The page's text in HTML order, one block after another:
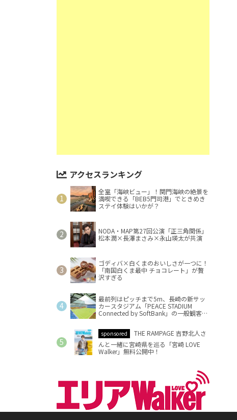
アクセスランキング
全室「海峡ビュー」！関門海峡の絶景を
満喫できる「BEB5門司港」でときめき
ステイ体験はいかが？
NODA・MAP第27回公演「正三角関係」
松本潤×長澤まさみ×永山瑛太が共演
ゴディバ×白くまのおいしさが一つに！
「南国白くま最中 チョコレート」が贅
沢すぎる
最前列はピッチまで5m、長崎の新サッ
カースタジアム「PEACE STADIUM
Connected by SoftBank」の一般観客席
sponsored
THE RAMPAGE 吉野北人さ
んと一緒に宮崎県を巡る「宮崎 LOVE
Walker」無料公開中！